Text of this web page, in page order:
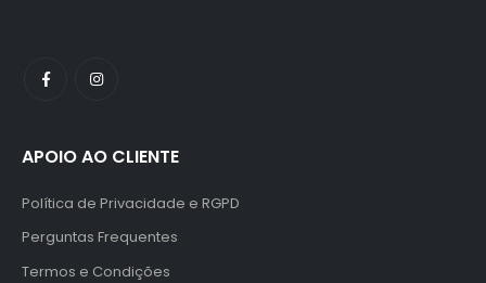
APOIO AO CLIENTE
Política de Privacidade e RGPD
Perguntas Frequentes
Termos e Condições